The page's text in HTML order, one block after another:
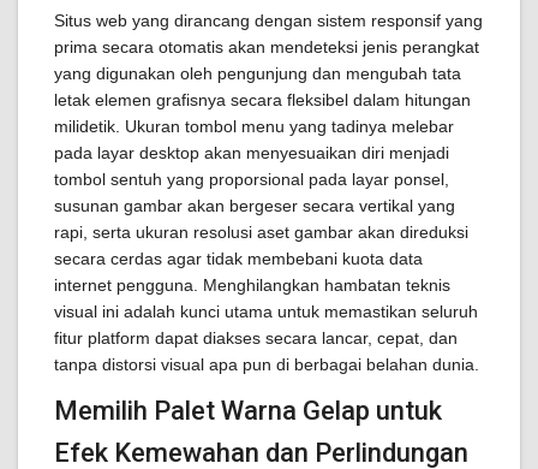
Situs web yang dirancang dengan sistem responsif yang
prima secara otomatis akan mendeteksi jenis perangkat
yang digunakan oleh pengunjung dan mengubah tata
letak elemen grafisnya secara fleksibel dalam hitungan
milidetik. Ukuran tombol menu yang tadinya melebar
pada layar desktop akan menyesuaikan diri menjadi
tombol sentuh yang proporsional pada layar ponsel,
susunan gambar akan bergeser secara vertikal yang
rapi, serta ukuran resolusi aset gambar akan direduksi
secara cerdas agar tidak membebani kuota data
internet pengguna. Menghilangkan hambatan teknis
visual ini adalah kunci utama untuk memastikan seluruh
fitur platform dapat diakses secara lancar, cepat, dan
tanpa distorsi visual apa pun di berbagai belahan dunia.
Memilih Palet Warna Gelap untuk
Efek Kemewahan dan Perlindungan